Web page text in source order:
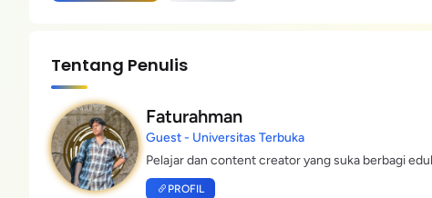
Tentang Penulis
Faturahman
Guest - Universitas Terbuka
Pelajar dan content creator yang suka berbagi
PROFIL